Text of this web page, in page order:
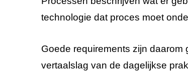
technologie dat proces moet
Goede requirements zijn
vertaalslag van de dagelijkse